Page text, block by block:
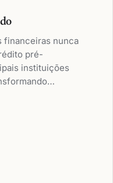
financeiras nunca
pré-
instituições